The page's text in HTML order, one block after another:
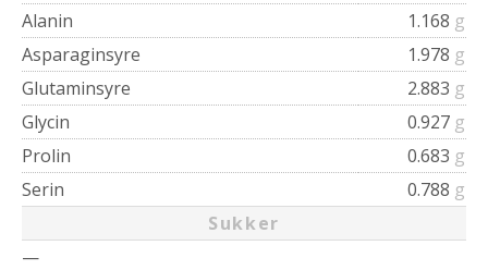
Alanin
1.168 g
Asparaginsyre
1.978 g
Glutaminsyre
2.883 g
Glycin
0.927 g
Prolin
0.683 g
Serin
0.788 g
Sukker
—